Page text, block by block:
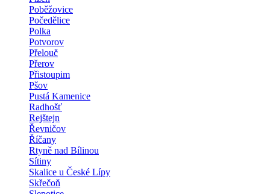
Poběžovice
Počedělice
Polka
Potvorov
Přelouč
Přerov
Přistoupim
Pšov
Pustá Kamenice
Radhošť
Rejštejn
Řevničov
Říčany
Rtyně nad Bílinou
Sítiny
Skalice u České Lípy
Skřečoň